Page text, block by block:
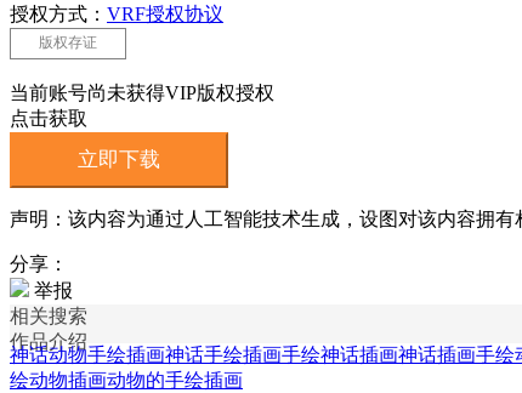
授权方式： VRF授权协议
版权存证
当前账号尚未获得VIP版权授权
点击获取
立即下载
声明：该内容为通过人工智能技术生成，设图对该内容拥
分享：
举报
相关搜索
作品介绍
神话动物手绘插画神话手绘插画手绘神话插画神话插画手绘
绘动物插画动物的手绘插画